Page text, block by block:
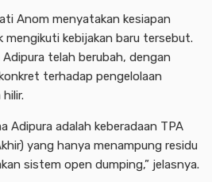
Anom menyatakan kesiapan
mengikuti kebijakan baru tersebut.
telah berubah, dengan
terhadap pengelolaan
Adipura adalah keberadaan TPA
yang hanya menampung residu
sistem open dumping,” jelasnya.